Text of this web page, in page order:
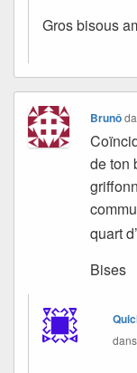
Gros bisous
Brunô
de ton
quart
Bises